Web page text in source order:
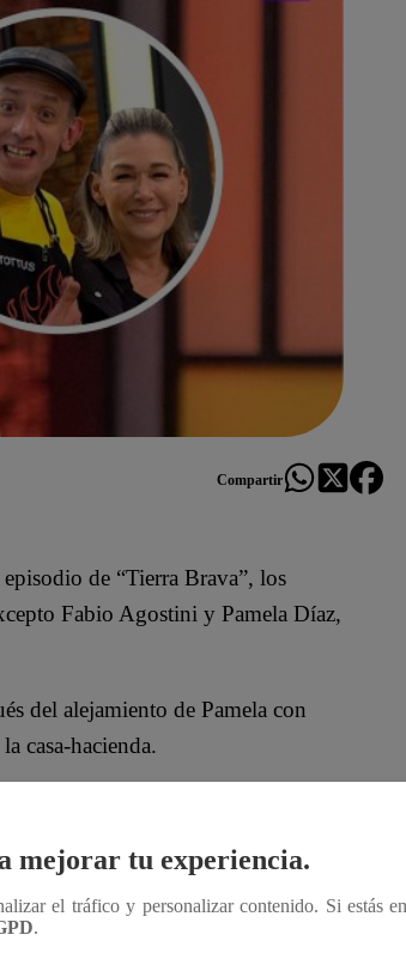
Compartir
de “Tierra Brava”, los
Fabio Agostini y Pamela Díaz,
del alejamiento de Pamela con
casa-hacienda.
“Tierra Brava”, quien, al verlos juntos,
mejorar tu experiencia.
el tráfico y personalizar contenido. Si estás
.